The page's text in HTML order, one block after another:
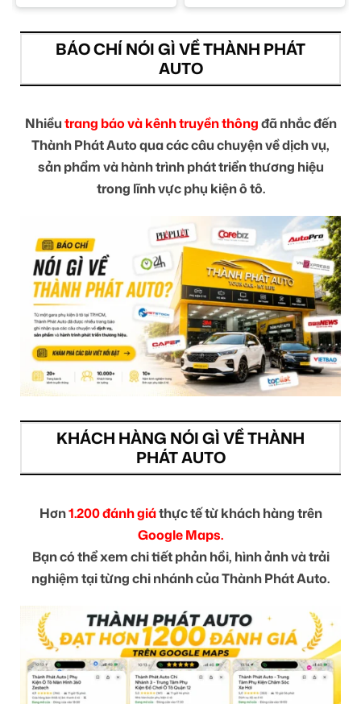
BÁO CHÍ NÓI GÌ VỀ THÀNH PHÁT
AUTO
Nhiềutrang báo và kênh truyền thôngđã nhắc đến
Thành Phát Auto qua các câu chuyện về dịch vụ,
sản phẩm và hành trình phát triển thương hiệu
trong lĩnh vực phụ kiện ô tô.
KHÁCH HÀNG NÓI GÌ VỀ THÀNH
PHÁT AUTO
Hơn1.200 đánh giáthực tế từ khách hàng trên
Google Maps.
Bạn có thể xem chi tiết phản hồi, hình ảnh và trải
nghiệm tại từng chi nhánh của Thành Phát Auto.